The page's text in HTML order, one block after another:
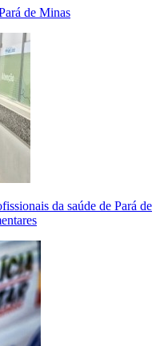
de Minas
da saúde de Pará de